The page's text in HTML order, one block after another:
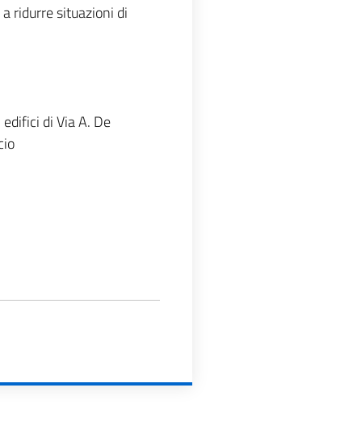
ridurre situazioni di
di Via A. De